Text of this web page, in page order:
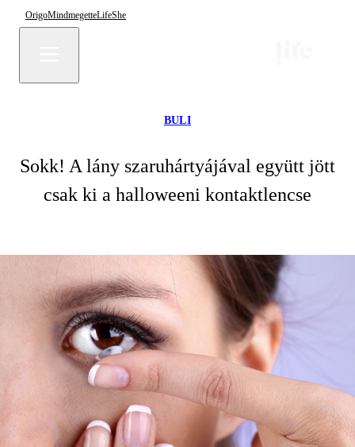
OrigoMindmegetteLifeShe
BULI
Sokk! A lány szaruhártyájával együtt jött
csak ki a halloweeni kontaktlencse